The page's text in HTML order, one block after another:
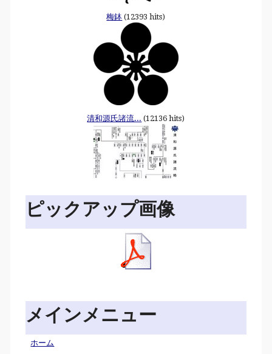
梅鉢 (12393 hits)
清和源氏諸流... (12136 hits)
ピックアップ画像
メインメニュー
ホーム